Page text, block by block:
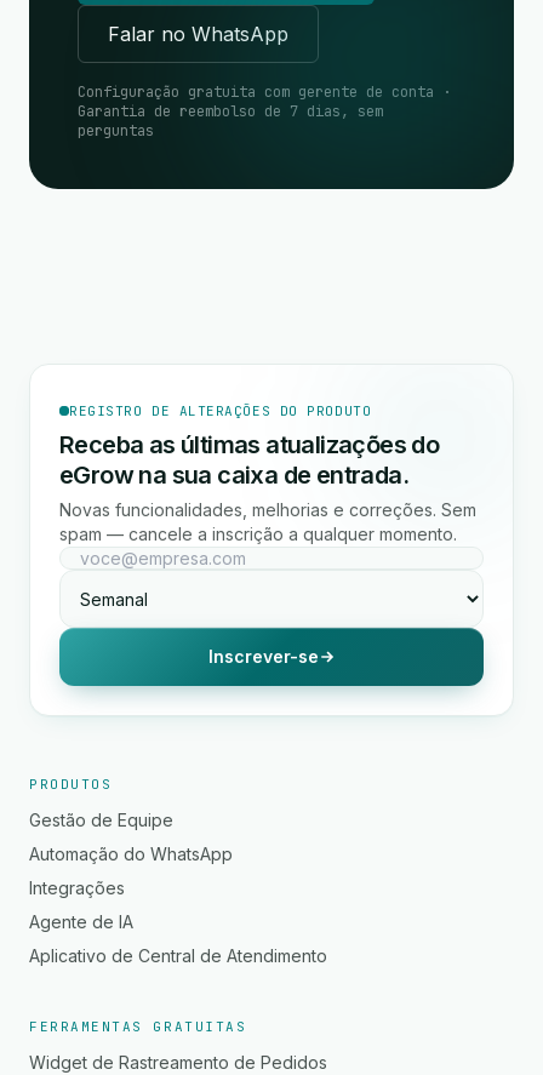
Falar no WhatsApp
Configuração gratuita com gerente de conta ·
Garantia de reembolso de 7 dias, sem
perguntas
REGISTRO DE ALTERAÇÕES DO PRODUTO
Receba as últimas atualizações do
eGrow na sua caixa de entrada.
Novas funcionalidades, melhorias e correções. Sem
spam — cancele a inscrição a qualquer momento.
Inscrever-se
PRODUTOS
Gestão de Equipe
Automação do WhatsApp
Integrações
Agente de IA
Aplicativo de Central de Atendimento
FERRAMENTAS GRATUITAS
Widget de Rastreamento de Pedidos